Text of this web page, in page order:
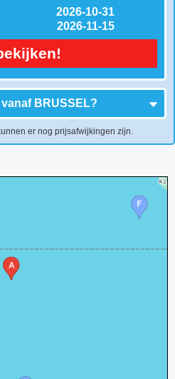
2026-10-31
2026-11-15
vanaf BRUSSEL?
er nog prijsafwijkingen zijn.